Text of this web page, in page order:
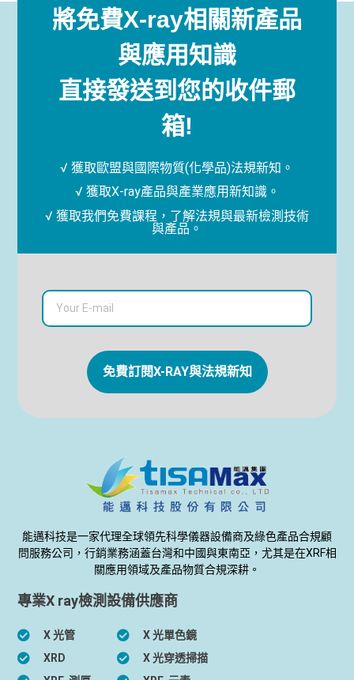
將免費X-ray相關新產品
與應用知識
直接發送到您的收件郵
箱!
√ 獲取歐盟與國際物質(化學品)法規新知。
√ 獲取X-ray產品與產業應用新知識。
√ 獲取我們免費課程，了解法規與最新檢測技術
與產品。
免費訂閱X-RAY與法規新知
能邁科技是一家代理全球領先科學儀器設備商及綠色產品合規顧
問服務公司，行銷業務涵蓋台灣和中國與東南亞，尤其是在XRF相
關應用領域及產品物質合規深耕。
專業X ray檢測設備供應商
X 光管
XRD
X 光單色鏡
X 光穿透掃描